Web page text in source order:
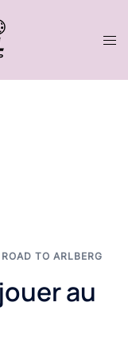
ROAD TO ARLBERG
au